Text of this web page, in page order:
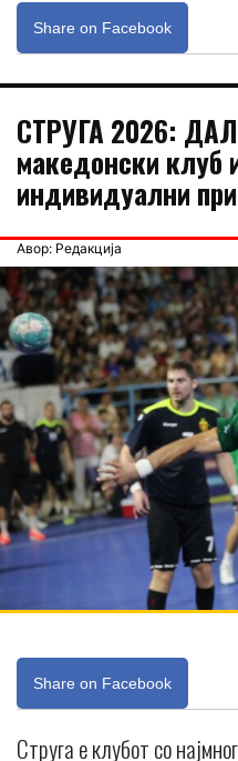
Share on Facebook
СТРУГА 2026:
македонски клуб
индивидуални
Авор: Редакција
Share on Facebook
Струга е клубот со